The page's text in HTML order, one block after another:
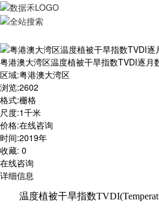
粤港澳大湾区温度
粤港澳大湾区温度植被干旱指数TVDI逐月
区域:粤港澳大湾区
浏览:2602
格式:栅格
尺度:1千米
价格:在线咨询
时间:2019年
收藏: 0
在线咨询
详细信息
温度植被干旱指数